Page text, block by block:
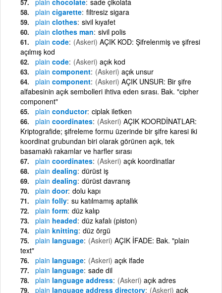
plain cigarette filtresiz sigara
plain clothes sivil kıyafet
plain clothes man sivil polis
plain code (Askeri) AÇIK KOD: Şifrelenmiş ve şifresi
açılmış kod
plain code (Askeri) açık kod
plain component (Askeri) açık unsur
plain component (Askeri) AÇIK UNSUR: Bir şifre
alfabesinin açık sembolleri ihtiva eden sırası. Bak. "cipher
component"
plain conductor ciplak iletken
plain coordinates (Askeri) AÇIK KOORDİNATLAR:
Kriptografide; şifreleme formu üzerinde bir şifre karesi iki
koordinat grubundan biri olarak görünen açık, tek
basamaklı rakamlar ve harfler sırası
plain coordinates (Askeri) açık koordinatlar
plain dealing dürüst iş
plain dealing dürüst davranış
plain door dolu kapı
plain folly su katılmamış aptallık
plain form düz kalıp
plain headed düz kafalı (piston)
plain knitting düz örgü
plain language (Askeri) AÇIK İFADE: Bak. "plain
text"
plain language (Askeri) açık ifade
plain language sade dil
plain language address (Askeri) açık adres
plain language address directory (Askeri) açık